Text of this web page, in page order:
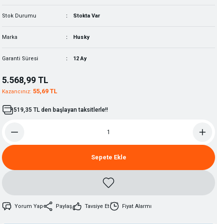
Stok Durumu Stokta Var
Marka Husky
Garanti Süresi 12 Ay
5.568,99 TL
Kazancınız: 55,69 TL
519,35 TL den başlayan taksitlerle!!
Sepete Ekle
Yorum Yap Paylaş Tavsiye Et Fiyat Alarmı